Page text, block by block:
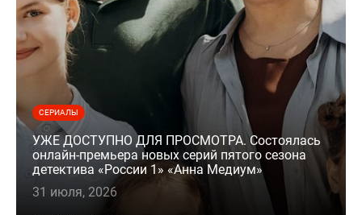
СЕРИАЛЫ
УЖЕ ДОСТУПНО ДЛЯ ПРОСМОТРА. Состоялась
онлайн-премьера новых серий пятого сезона
детектива «России 1» «Анна Медиум»
31 июля, 2026